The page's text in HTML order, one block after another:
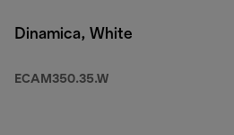
Dinamica, White
ECAM350.35.W